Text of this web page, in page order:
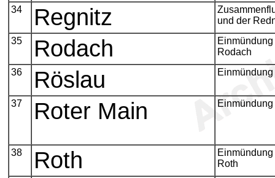
34
Regnitz
und der
35
Rodach
Rodach
36
Röslau
37 Roter Main
38 Roth
Roth